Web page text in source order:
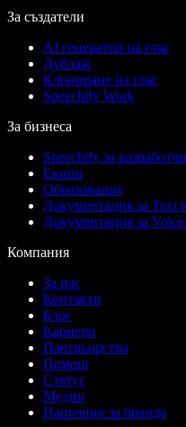
За създатели
AI генератор на глас
Дублаж
Клониране на глас
Speechify Work
За бизнеса
Speechify за
Екипи
Образование
Документация за Text
Документация за
Компания
За нас
Контакти
Блог
Кариери
Партньорства
Помощ
Статус
Медии
Наръчник за бранда